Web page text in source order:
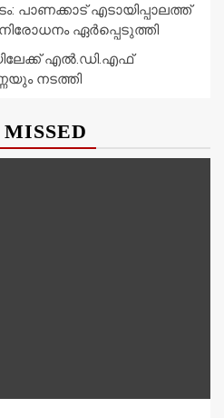
പാണക്കാട് എടായിപ്പാലത്ത്
ഏര്‍പ്പെടുത്തി
എൽ.ഡി.എഫ്
നടത്തി